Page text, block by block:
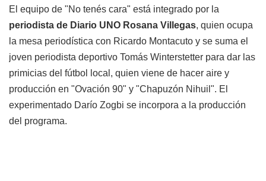
El equipo de "No tenés cara" está integrado por la
periodista de Diario UNO Rosana Villegas, quien ocupa
la mesa periodística con Ricardo Montacuto y se suma el
joven periodista deportivo Tomás Winterstetter para dar las
primicias del fútbol local, quien viene de hacer aire y
producción en "Ovación 90" y "Chapuzón Nihuil". El
experimentado Darío Zogbi se incorpora a la producción
del programa.